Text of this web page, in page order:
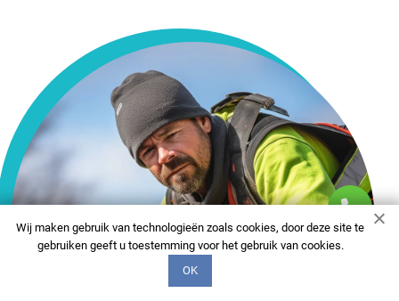
Wij maken gebruik van technologieën zoals cookies, door deze site te
gebruiken geeft u toestemming voor het gebruik van cookies.
OK